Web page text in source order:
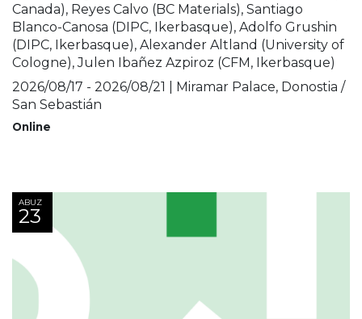
Canada), Reyes Calvo (BC Materials), Santiago
Blanco-Canosa (DIPC, Ikerbasque), Adolfo Grushin
(DIPC, Ikerbasque), Alexander Altland (University of
Cologne), Julen Ibañez Azpiroz (CFM, Ikerbasque)
2026/08/17 - 2026/08/21 | Miramar Palace, Donostia /
San Sebastián
Online
ABUZ
23